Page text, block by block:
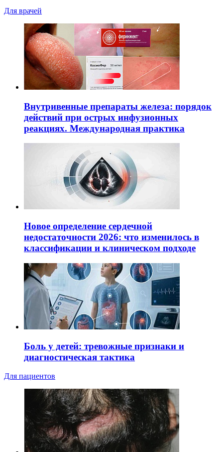
Для врачей
Внутривенные препараты железа: порядок
действий при острых инфузионных
реакциях. Международная практика
Новое определение сердечной
недостаточности 2026: что изменилось в
классификации и клиническом подходе
Боль у детей: тревожные признаки и
диагностическая тактика
Для пациентов